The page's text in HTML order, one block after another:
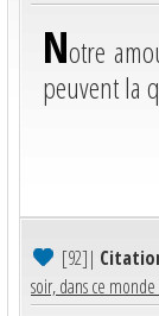
Notre
peuvent la
[92]|
soir, dans ce monde